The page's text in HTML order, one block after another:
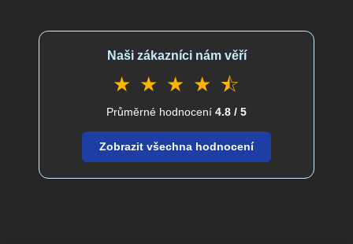
Naši zákazníci nám věří
★ ★ ★ ★ ⯪
Průměrné hodnocení 4.8 / 5
Zobrazit všechna hodnocení